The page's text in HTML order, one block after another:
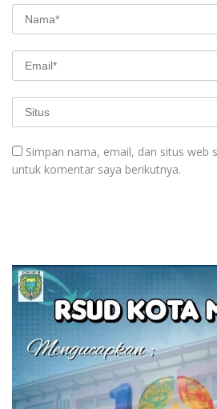
Simpan nama, email, dan situs web
untuk komentar saya berikutnya.